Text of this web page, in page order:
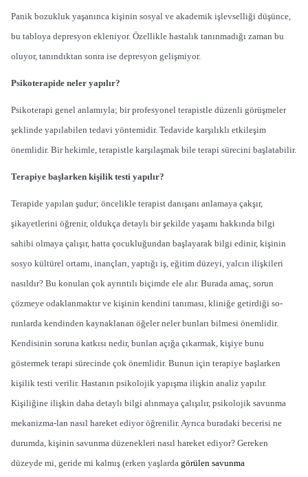
Panik bozukluk yaşanınca kişinin sosyal ve akademik işlevselliği düşünce,
bu tabloya depresyon ekleniyor. Özellikle hastalık tanınmadığı zaman bu
oluyor, tanındıktan sonra ise depresyon gelişmiyor.
Psikoterapide neler yapılır?
Psikoterapi genel anlamıyla; bir profesyonel terapistle düzenli görüşmeler
şeklinde yapılabilen tedavi yöntemidir. Tedavide karşılıklı etkileşim
önemlidir. Bir hekimle, terapistle karşılaşmak bile terapi sürecini başlatabilir.
Terapiye başlarken kişilik testi yapılır?
Terapide yapılan şudur; öncelikle terapist danışanı anlamaya çakşır,
şikayetlerini öğrenir, oldukça detaylı bir şekilde yaşamı hakkında bilgi
sahibi olmaya çalışır, hatta çocukluğundan başlayarak bilgi edinir, kişinin
sosyo kültürel ortamı, inançları, yaptığı iş, eğitim düzeyi, yalcın ilişkileri
nasıldır? Bu konulan çok ayrıntılı biçimde ele alır. Burada amaç, sorun
çözmeye odaklanmaktır ve kişinin kendi­ni tanıması, kliniğe getirdiği so­
runlarda kendinden kaynaklanan öğeler neler bunları bilmesi önemlidir.
Kendisinin soruna katkısı nedir, bunlan açığa çıkar­mak, kişiye bunu
göstermek te­rapi sürecinde çok önemlidir. Bunun için terapiye başlar­ken
kişilik testi verilir. Hastanın psikolojik yapışma ilişkin analiz yapılır.
Kişiliğine ilişkin daha detaylı bilgi alınmaya çalışılır, psikolojik savunma
mekanizma-lan nasıl hareket ediyor öğreni­lir. Ayrıca buradaki becerisi ne
durumda, kişinin savunma dü­zenekleri nasıl hareket ediyor? Gereken
düzeyde mi, geride mi kalmış (erken yaşlarda görülen savunma